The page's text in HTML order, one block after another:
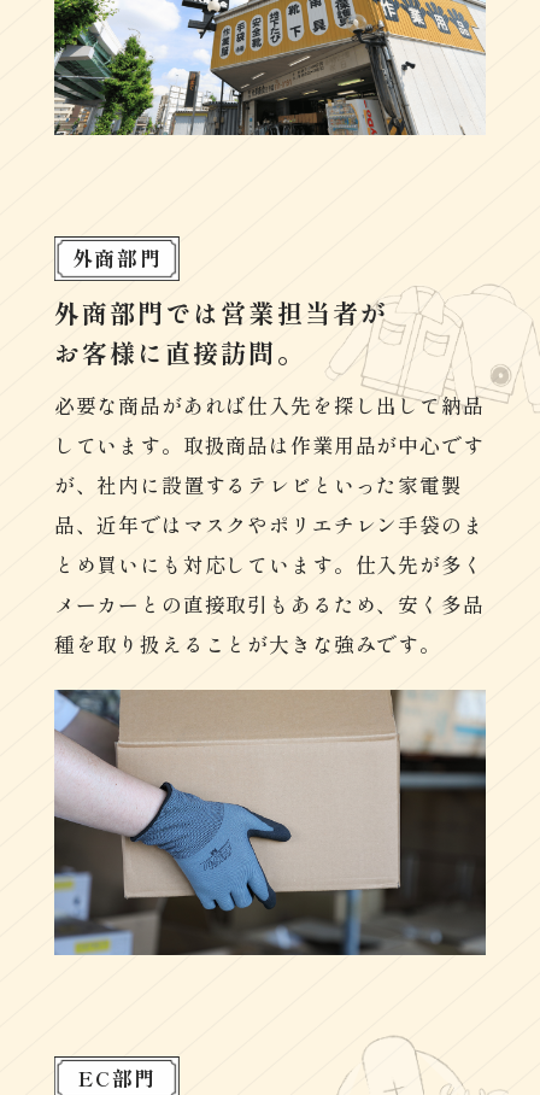
外商部門
外商部門では営業担当者が
お客様に直接訪問。
必要な商品があれば仕入先を探し出して納品
しています。取扱商品は作業用品が中心です
が、社内に設置するテレビといった家電製
品、近年ではマスクやポリエチレン手袋のま
とめ買いにも対応しています。仕入先が多く
メーカーとの直接取引もあるため、安く多品
種を取り扱えることが大きな強みです。
EC部門